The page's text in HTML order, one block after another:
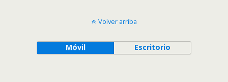
Volver arriba
Móvil Escritorio